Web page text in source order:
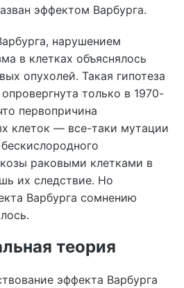
эффектом Варбурга.
нарушением
в клетках объяснялось
опухолей. Такая гипотеза
только в 1970-
первопричина
клеток — все-таки мутации
раковыми клетками в
их следствие. Но
Варбурга сомнению
теория
эффекта Варбурга